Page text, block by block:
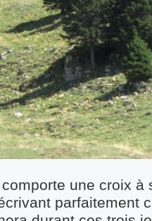
une croix à
parfaitement